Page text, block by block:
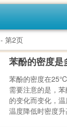
- 第2页
苯酚的密度是
苯酚的密度在25℃
需要注意的是，
的变化而变化，
温度降低时密度